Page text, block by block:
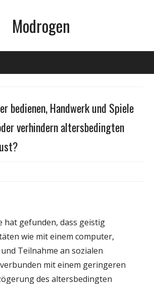
Modrogen
bedienen, Handwerk und Spiele
verhindern altersbedingten
Handwerk
Spiele
verlangsamen
oder
verhindern
hat gefunden, dass geistig
wie mit einem computer,
Teilnahme an sozialen
mit einem geringeren
des altersbedingten